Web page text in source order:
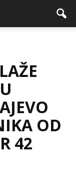
OD
42